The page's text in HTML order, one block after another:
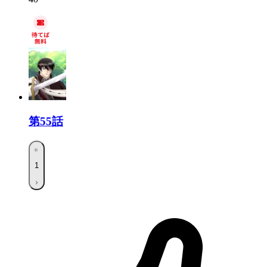
第55話
1